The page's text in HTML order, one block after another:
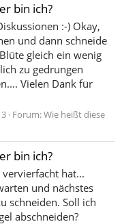
bin ich?
:-) Okay,
und dann schneide
gleich ein wenig
zu gedrungen
Vielen Dank für
Forum:Wie heißt diese
bin ich?
vervierfacht hat...
und nächstes
schneiden. Soll ich
abschneiden?